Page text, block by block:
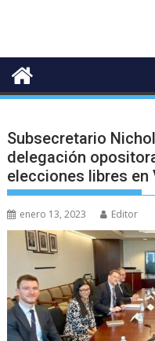
Subsecretario
delegación
elecciones libres en
enero 13, 2023 Editor